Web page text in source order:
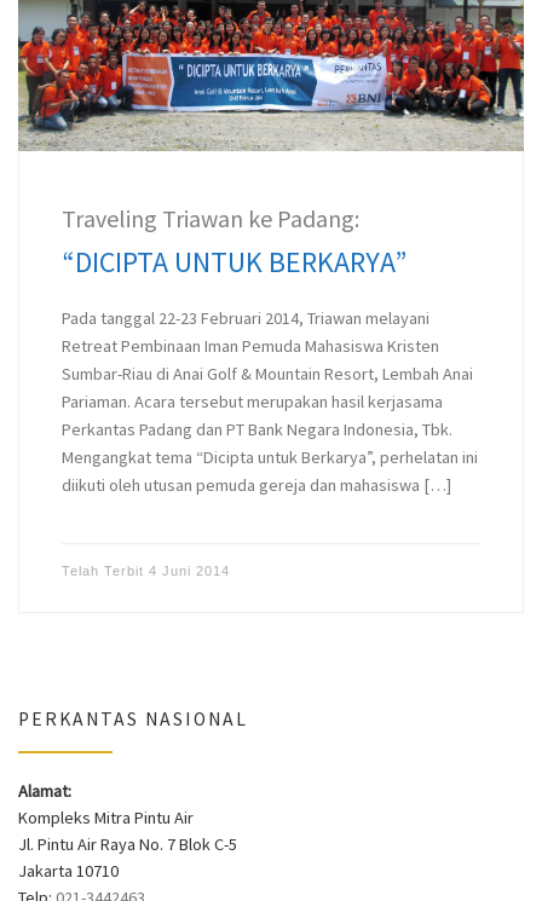
Traveling Triawan ke Padang:
“DICIPTA UNTUK BERKARYA”
Pada tanggal 22-23 Februari 2014, Triawan melayani
Retreat Pembinaan Iman Pemuda Mahasiswa Kristen
Sumbar-Riau di Anai Golf & Mountain Resort, Lembah Anai
Pariaman. Acara tersebut merupakan hasil kerjasama
Perkantas Padang dan PT Bank Negara Indonesia, Tbk.
Mengangkat tema “Dicipta untuk Berkarya”, perhelatan ini
diikuti oleh utusan pemuda gereja dan mahasiswa […]
Telah Terbit 4 Juni 2014
PERKANTAS NASIONAL
Alamat:
Kompleks Mitra Pintu Air
Jl. Pintu Air Raya No. 7 Blok C-5
Jakarta 10710